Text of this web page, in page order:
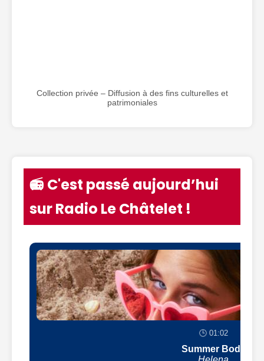
Collection privée – Diffusion à des fins culturelles et
patrimoniales
📻 C'est passé aujourd’hui
sur Radio Le Châtelet !
🕒 01:02
Summer Body